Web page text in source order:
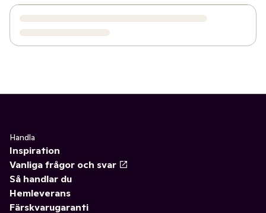
Handla
Inspiration
Vanliga frågor och svar
Så handlar du
Hemleverans
Färskvarugaranti